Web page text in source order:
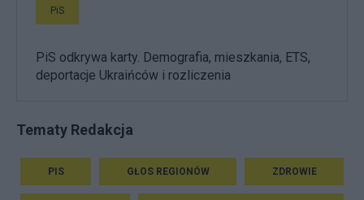
PiS
PiS odkrywa karty. Demografia, mieszkania, ETS,
deportacje Ukraińców i rozliczenia
Tematy Redakcja
PIS GŁOS REGIONÓW ZDROWIE